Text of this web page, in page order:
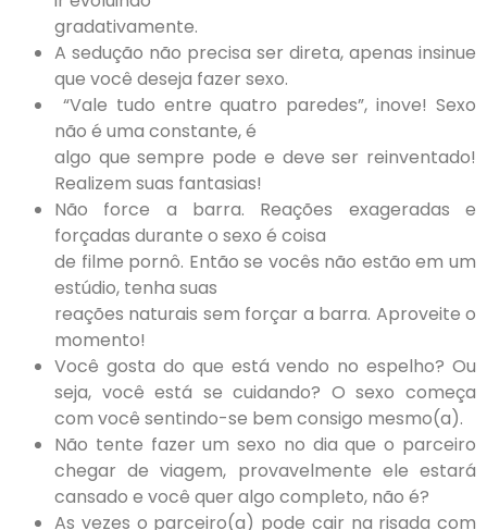
gradativamente.
A sedução não precisa ser direta, apenas insinue
que você deseja fazer sexo.
“Vale tudo entre quatro paredes”, inove! Sexo
não é uma constante, é
algo que sempre pode e deve ser reinventado!
Realizem suas fantasias!
Não force a barra. Reações exageradas e
forçadas durante o sexo é coisa
de filme pornô. Então se vocês não estão em um
estúdio, tenha suas
reações naturais sem forçar a barra. Aproveite o
momento!
Você gosta do que está vendo no espelho? Ou
seja, você está se cuidando? O sexo começa
com você sentindo-se bem consigo mesmo(a).
Não tente fazer um sexo no dia que o parceiro
chegar de viagem, provavelmente ele estará
cansado e você quer algo completo, não é?
As vezes o parceiro(a) pode cair na risada com